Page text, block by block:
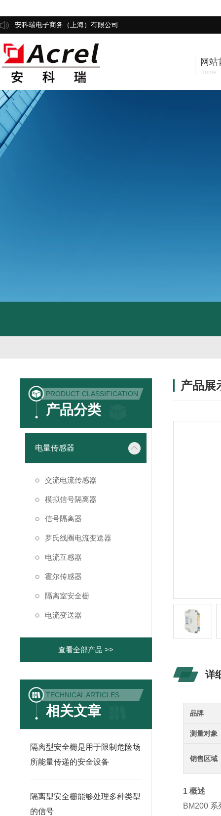
安科瑞电子商务（上海）有限公司
网站
Home
PRODUCT CLASSIFICATION
产品分类
电量传感器
交流电流传感器
模拟信号隔离器
信号隔离器
罗氏线圈电流变送器
电流互感器
霍尔传感器
隔离室安全栅
电流变送器
查看全部产品 >>
TECHNICAL ARTICLES
相关文章
隔离型安全栅是用于限制危险场
所能量传递的安全设备
隔离型安全栅能够处理多种类型
的信号
产品展
详
品牌
测量对象
销售区域
1 概述
BM200 系